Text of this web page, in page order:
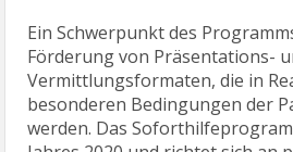
Ein Schwerpunkt des
Förderung von Präsentations-
Vermittlungsformaten, die in
besonderen Bedingungen der
werden. Das